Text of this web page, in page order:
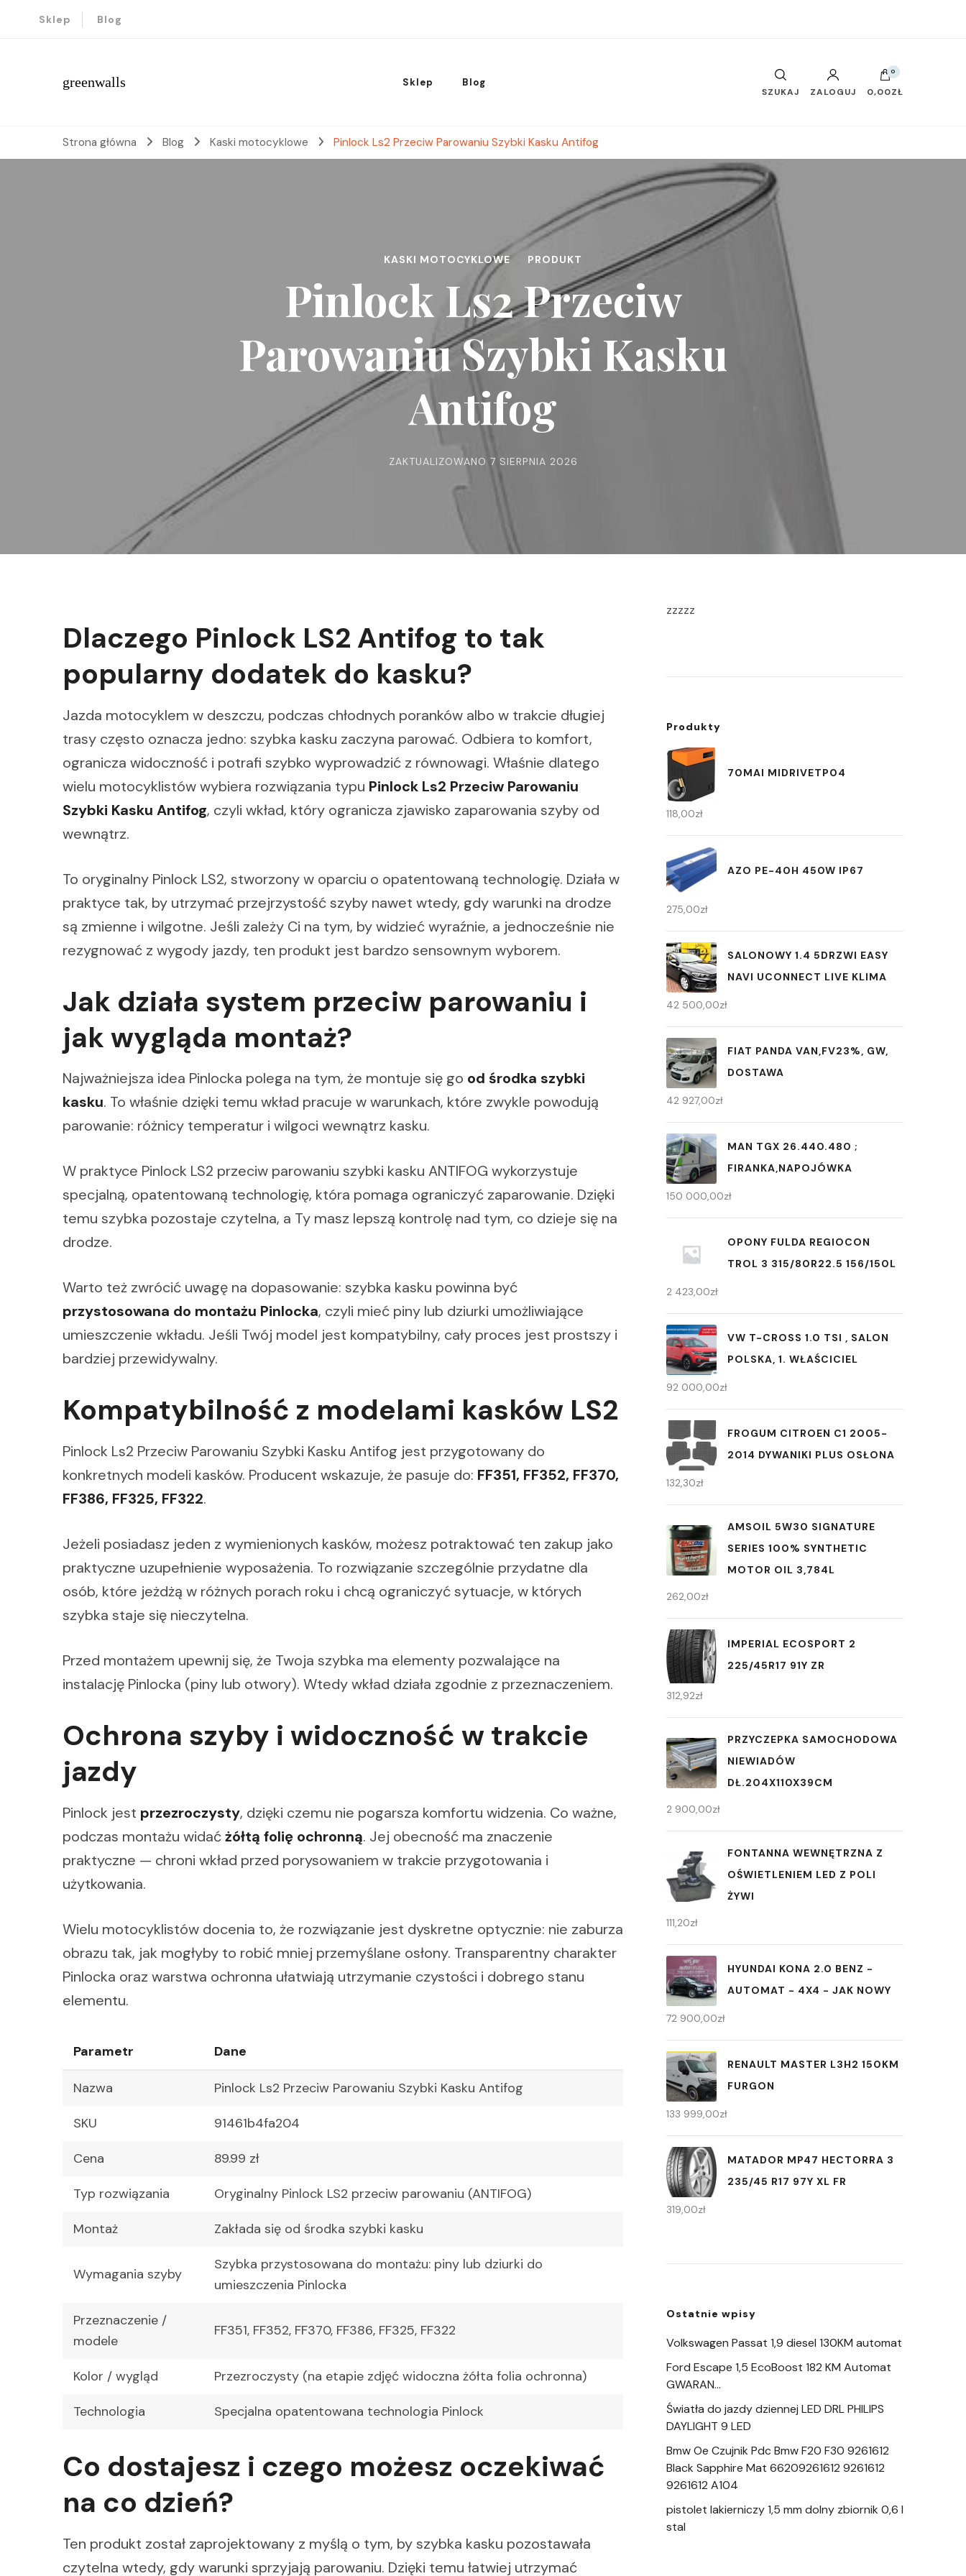
Sklep Blog
greenwalls Sklep Blog
SZUKAJ ZALOGUJ
0
0,00ZŁ
Strona główna Blog Kaski motocyklowe Pinlock Ls2 Przeciw Parowaniu Szybki Kasku Antifog
KASKI MOTOCYKLOWE PRODUKT
Pinlock Ls2 Przeciw
Parowaniu Szybki Kasku
Antifog
ZAKTUALIZOWANO 7 SIERPNIA 2026
Dlaczego Pinlock LS2 Antifog to tak
popularny dodatek do kasku?
Jazda motocyklem w deszczu, podczas chłodnych poranków albo w trakcie długiej
trasy często oznacza jedno: szybka kasku zaczyna parować. Odbiera to komfort,
ogranicza widoczność i potrafi szybko wyprowadzić z równowagi. Właśnie dlatego
wielu motocyklistów wybiera rozwiązania typu Pinlock Ls2 Przeciw Parowaniu
Szybki Kasku Antifog, czyli wkład, który ogranicza zjawisko zaparowania szyby od
wewnątrz.
To oryginalny Pinlock LS2, stworzony w oparciu o opatentowaną technologię. Działa w
praktyce tak, by utrzymać przejrzystość szyby nawet wtedy, gdy warunki na drodze
są zmienne i wilgotne. Jeśli zależy Ci na tym, by widzieć wyraźnie, a jednocześnie nie
rezygnować z wygody jazdy, ten produkt jest bardzo sensownym wyborem.
Jak działa system przeciw parowaniu i
jak wygląda montaż?
Najważniejsza idea Pinlocka polega na tym, że montuje się go od środka szybki
kasku. To właśnie dzięki temu wkład pracuje w warunkach, które zwykle powodują
parowanie: różnicy temperatur i wilgoci wewnątrz kasku.
W praktyce Pinlock LS2 przeciw parowaniu szybki kasku ANTIFOG wykorzystuje
specjalną, opatentowaną technologię, która pomaga ograniczyć zaparowanie. Dzięki
temu szybka pozostaje czytelna, a Ty masz lepszą kontrolę nad tym, co dzieje się na
drodze.
Warto też zwrócić uwagę na dopasowanie: szybka kasku powinna być
przystosowana do montażu Pinlocka, czyli mieć piny lub dziurki umożliwiające
umieszczenie wkładu. Jeśli Twój model jest kompatybilny, cały proces jest prostszy i
bardziej przewidywalny.
Kompatybilność z modelami kasków LS2
Pinlock Ls2 Przeciw Parowaniu Szybki Kasku Antifog jest przygotowany do
konkretnych modeli kasków. Producent wskazuje, że pasuje do: FF351, FF352, FF370,
FF386, FF325, FF322.
Jeżeli posiadasz jeden z wymienionych kasków, możesz potraktować ten zakup jako
praktyczne uzupełnienie wyposażenia. To rozwiązanie szczególnie przydatne dla
osób, które jeżdżą w różnych porach roku i chcą ograniczyć sytuacje, w których
szybka staje się nieczytelna.
Przed montażem upewnij się, że Twoja szybka ma elementy pozwalające na
instalację Pinlocka (piny lub otwory). Wtedy wkład działa zgodnie z przeznaczeniem.
Ochrona szyby i widoczność w trakcie
jazdy
Pinlock jest przezroczysty, dzięki czemu nie pogarsza komfortu widzenia. Co ważne,
podczas montażu widaćżółtą folię ochronną. Jej obecność ma znaczenie
praktyczne — chroni wkład przed porysowaniem w trakcie przygotowania i
użytkowania.
Wielu motocyklistów docenia to, że rozwiązanie jest dyskretne optycznie: nie zaburza
obrazu tak, jak mogłyby to robić mniej przemyślane osłony. Transparentny charakter
Pinlocka oraz warstwa ochronna ułatwiają utrzymanie czystości i dobrego stanu
elementu.
Parametr Dane
Nazwa Pinlock Ls2 Przeciw Parowaniu Szybki Kasku Antifog
SKU 91461b4fa204
Cena 89.99 zł
Typ rozwiązania Oryginalny Pinlock LS2 przeciw parowaniu (ANTIFOG)
Montaż Zakłada się od środka szybki kasku
Wymagania szyby
Szybka przystosowana do montażu: piny lub dziurki do
umieszczenia Pinlocka
Przeznaczenie /
modele
FF351, FF352, FF370, FF386, FF325, FF322
Kolor / wygląd Przezroczysty (na etapie zdjęć widoczna żółta folia ochronna)
Technologia Specjalna opatentowana technologia Pinlock
Co dostajesz i czego możesz oczekiwać
na co dzień?
Ten produkt został zaprojektowany z myślą o tym, by szybka kasku pozostawała
czytelna wtedy, gdy warunki sprzyjają parowaniu. Dzięki temu łatwiej utrzymać
zzzzz
Produkty
70MAI MIDRIVETP04
118,00zł
AZO PE-40H 450W IP67
275,00zł
SALONOWY 1.4 5DRZWI EASY
NAVI UCONNECT LIVE KLIMA
42 500,00zł
FIAT PANDA VAN,FV23%, GW,
DOSTAWA
42 927,00zł
MAN TGX 26.440.480 ;
FIRANKA,NAPOJÓWKA
150 000,00zł
OPONY FULDA REGIOCON
TROL 3 315/80R22.5 156/150L
2 423,00zł
VW T-CROSS 1.0 TSI , SALON
POLSKA, 1. WŁAŚCICIEL
92 000,00zł
FROGUM CITROEN C1 2005-
2014 DYWANIKI PLUS OSŁONA
132,30zł
AMSOIL 5W30 SIGNATURE
SERIES 100% SYNTHETIC
MOTOR OIL 3,784L
262,00zł
IMPERIAL ECOSPORT 2
225/45R17 91Y ZR
312,92zł
PRZYCZEPKA SAMOCHODOWA
NIEWIADÓW
DŁ.204X110X39CM
2 900,00zł
FONTANNA WEWNĘTRZNA Z
OŚWIETLENIEM LED Z POLI
ŻYWI
111,20zł
HYUNDAI KONA 2.0 BENZ -
AUTOMAT - 4X4 - JAK NOWY
72 900,00zł
RENAULT MASTER L3H2 150KM
FURGON
133 999,00zł
MATADOR MP47 HECTORRA 3
235/45 R17 97Y XL FR
319,00zł
Ostatnie wpisy
Volkswagen Passat 1,9 diesel 130KM automat
Ford Escape 1,5 EcoBoost 182 KM Automat
GWARAN…
Światła do jazdy dziennej LED DRL PHILIPS
DAYLIGHT 9 LED
Bmw Oe Czujnik Pdc Bmw F20 F30 9261612
Black Sapphire Mat 66209261612 9261612
9261612 A104
pistolet lakierniczy 1,5 mm dolny zbiornik 0,6 l
stal